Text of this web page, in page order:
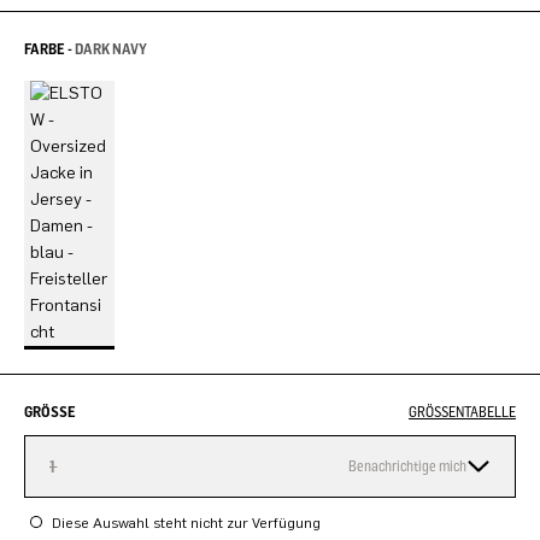
FARBE -DARK NAVY
GRÖSSE GRÖSSENTABELLE
1 Benachrichtige mich
Diese Auswahl steht nicht zur Verfügung